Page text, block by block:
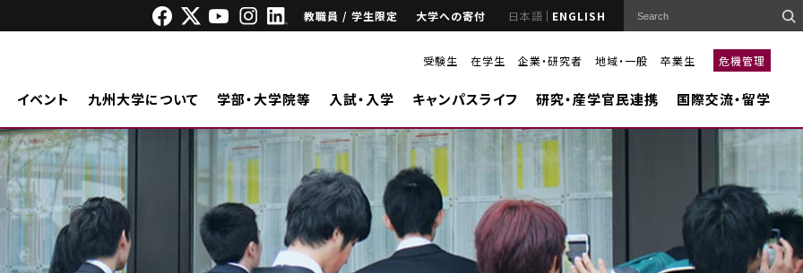
教職員 / 学生限定 大学への寄付 日本語 ENGLISH
受験生 在学生 企業・研究者 地域・一般 卒業生 危機管理
イベント 九州大学について 学部・大学院等 入試・入学 キャンパスライフ 研究・産学官民連携 国際交流・留学